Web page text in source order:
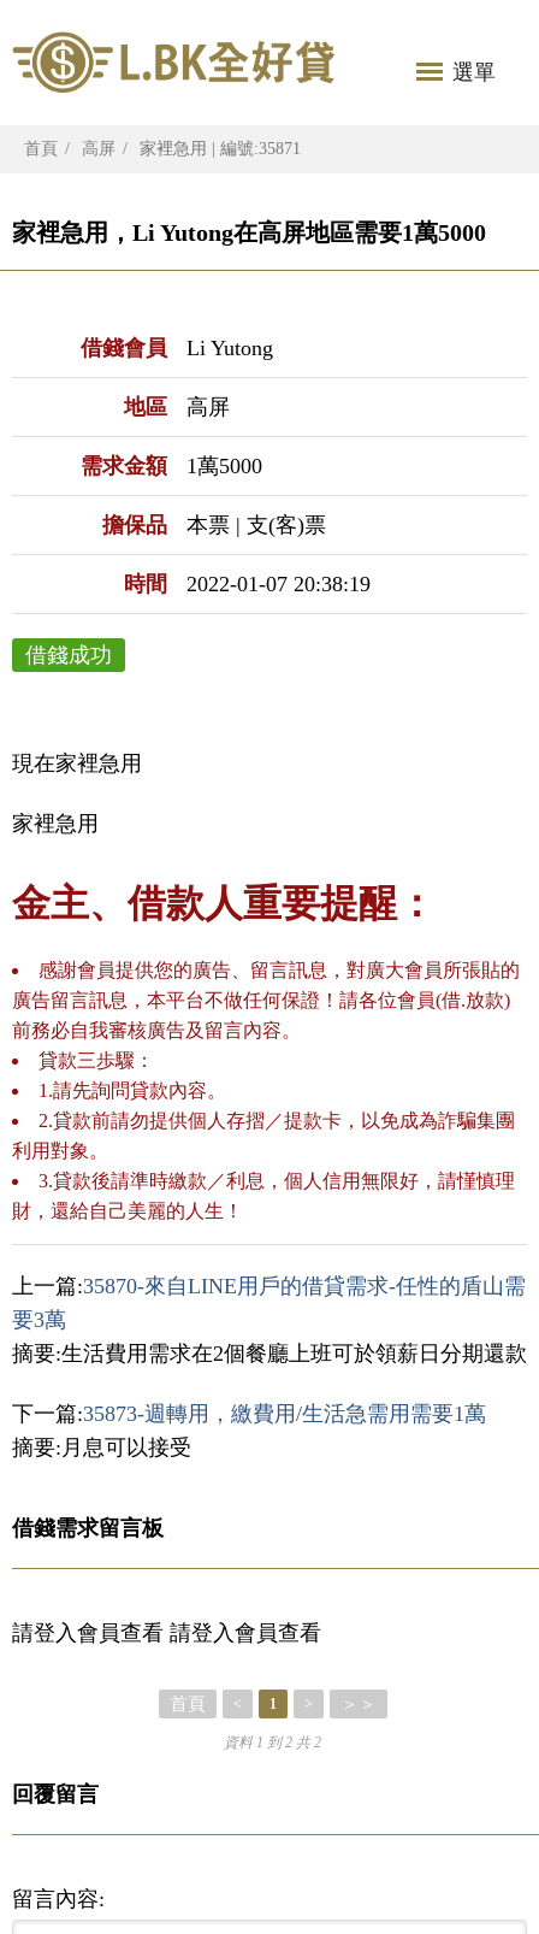
選單
首頁 高屏 家裡急用 | 編號:35871
家裡急用，Li Yutong在高屏地區需要1萬5000
借錢會員 Li Yutong
地區 高屏
需求金額 1萬5000
擔保品 本票 | 支(客)票
時間 2022-01-07 20:38:19
借錢成功
現在家裡急用
家裡急用
金主、借款人重要提醒：
感謝會員提供您的廣告、留言訊息，對廣大會員所張貼的
廣告留言訊息，本平台不做任何保證！請各位會員(借.放款)
前務必自我審核廣告及留言內容。
貸款三歩驟：
1.請先詢問貸款內容。
2.貸款前請勿提供個人存摺／提款卡，以免成為詐騙集團
利用對象。
3.貸款後請準時繳款／利息，個人信用無限好，請慬慎理
財，還給自己美麗的人生！
上一篇:35870-來自LINE用戶的借貸需求-任性的盾山需
要3萬
摘要:生活費用需求在2個餐廳上班可於領薪日分期還款
下一篇:35873-週轉用，繳費用/生活急需用需要1萬
摘要:月息可以接受
借錢需求留言板
請登入會員查看 請登入會員查看
首頁 < 1 > ＞＞
資料 1 到 2 共 2
回覆留言
留言內容: